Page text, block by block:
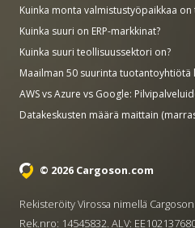
Kuinka monta valmistustyöpaikkaa
Kuinka suuri on ERP-markkinat?
Kuinka suuri teollisuussektori on?
Maailman 50 suurinta tuotantoyhtiötä
AWS vs Azure vs Google:
Datakeskusten määrä maittain
© 2026 Cargoson.com
Rekisteröity Virossa nimellä
Rek.nro: 14545832. ALV: